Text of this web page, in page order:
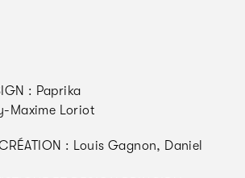
: Paprika
Maxime Loriot
: Louis Gagnon, Daniel